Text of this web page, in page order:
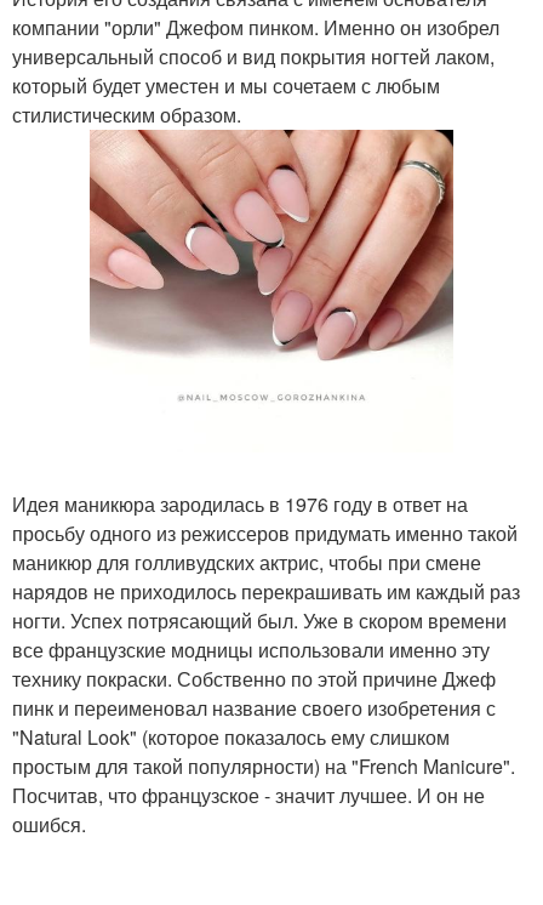
компании "орли" Джефом пинком. Именно он изобрел
универсальный способ и вид покрытия ногтей лаком,
который будет уместен и мы сочетаем с любым
стилистическим образом.
Идея маникюра зародилась в 1976 году в ответ на
просьбу одного из режиссеров придумать именно такой
маникюр для голливудских актрис, чтобы при смене
нарядов не приходилось перекрашивать им каждый раз
ногти. Успех потрясающий был. Уже в скором времени
все французские модницы использовали именно эту
технику покраски. Собственно по этой причине Джеф
пинк и переименовал название своего изобретения с
"Natural Look" (которое показалось ему слишком
простым для такой популярности) на "French Manicure".
Посчитав, что французское - значит лучшее. И он не
ошибся.